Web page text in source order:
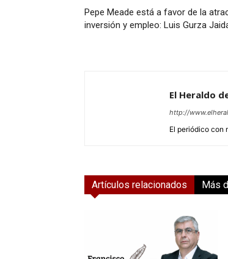
Pepe Meade está a favor de la
inversión y empleo: Luis Gurza
El Heraldo
http://
El periódico con
Artículos relacionados Más